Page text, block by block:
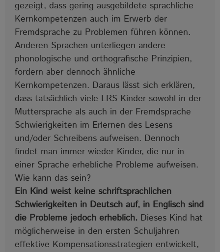
gezeigt, dass gering ausgebildete sprachliche
Kernkompetenzen auch im Erwerb der
Fremdsprache zu Problemen führen können.
Anderen Sprachen unterliegen andere
phonologische und orthografische Prinzipien,
fordern aber dennoch ähnliche
Kernkompetenzen. Daraus lässt sich erklären,
dass tatsächlich viele LRS-Kinder sowohl in der
Muttersprache als auch in der Fremdsprache
Schwierigkeiten im Erlernen des Lesens
und/oder Schreibens aufweisen. Dennoch
findet man immer wieder Kinder, die nur in
einer Sprache erhebliche Probleme aufweisen.
Wie kann das sein?
Ein Kind weist keine schriftsprachlichen
Schwierigkeiten in Deutsch auf, in Englisch sind
die Probleme jedoch erheblich. Dieses Kind hat
möglicherweise in den ersten Schuljahren
effektive Kompensationsstrategien entwickelt,